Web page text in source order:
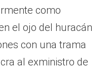
como
el ojo del huracán
con una trama
al exministro de